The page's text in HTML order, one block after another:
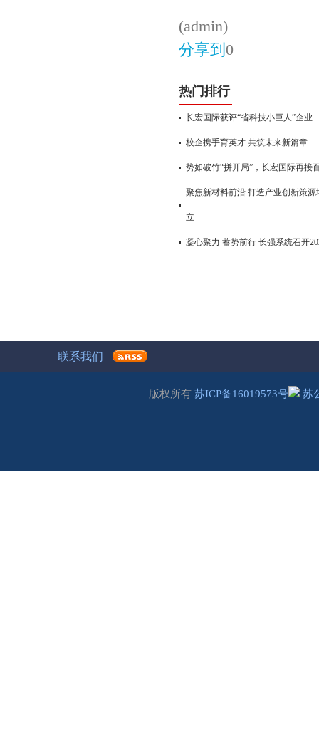
(admin)
分享到 0
热门排行
长宏国际获评“省科技小巨人”企业
校企携手育英才 共筑未来新篇章
势如破竹“拼开局”，长宏国际再接
聚焦新材料前沿 打造产业创新策
立
凝心聚力 蓄势前行 长强系统召开
联系我们
版权所有 苏ICP备16019573号 苏